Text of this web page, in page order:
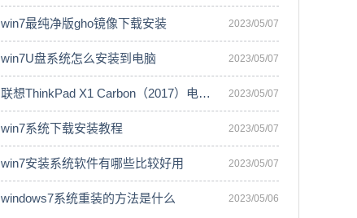
win7最纯净版gho镜像下载安装 2023/05/07
win7U盘系统怎么安装到电脑 2023/05/07
联想ThinkPad X1 Carbon（2017）电脑安 2023/05/07
win7系统下载安装教程 2023/05/07
win7安装系统软件有哪些比较好用 2023/05/07
windows7系统重装的方法是什么 2023/05/06